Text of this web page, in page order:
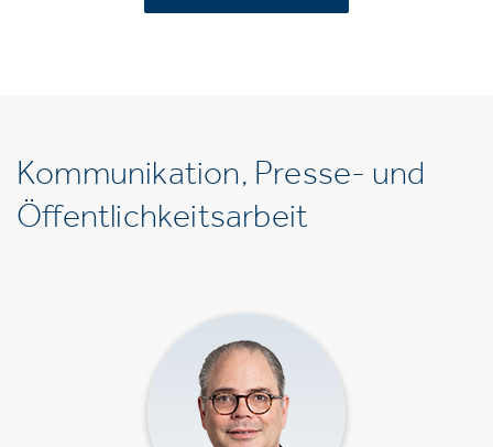
Kommunikation, Presse- und
Öffentlichkeitsarbeit